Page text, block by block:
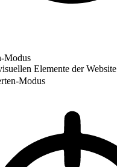
Modus
Elemente der Website
Modus